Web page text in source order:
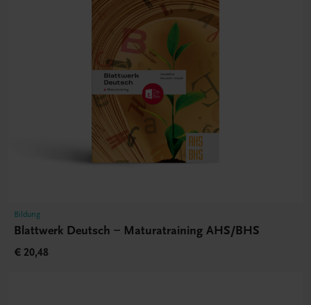
Bildung
Blattwerk Deutsch – Maturatraining AHS/BHS
€ 20,48